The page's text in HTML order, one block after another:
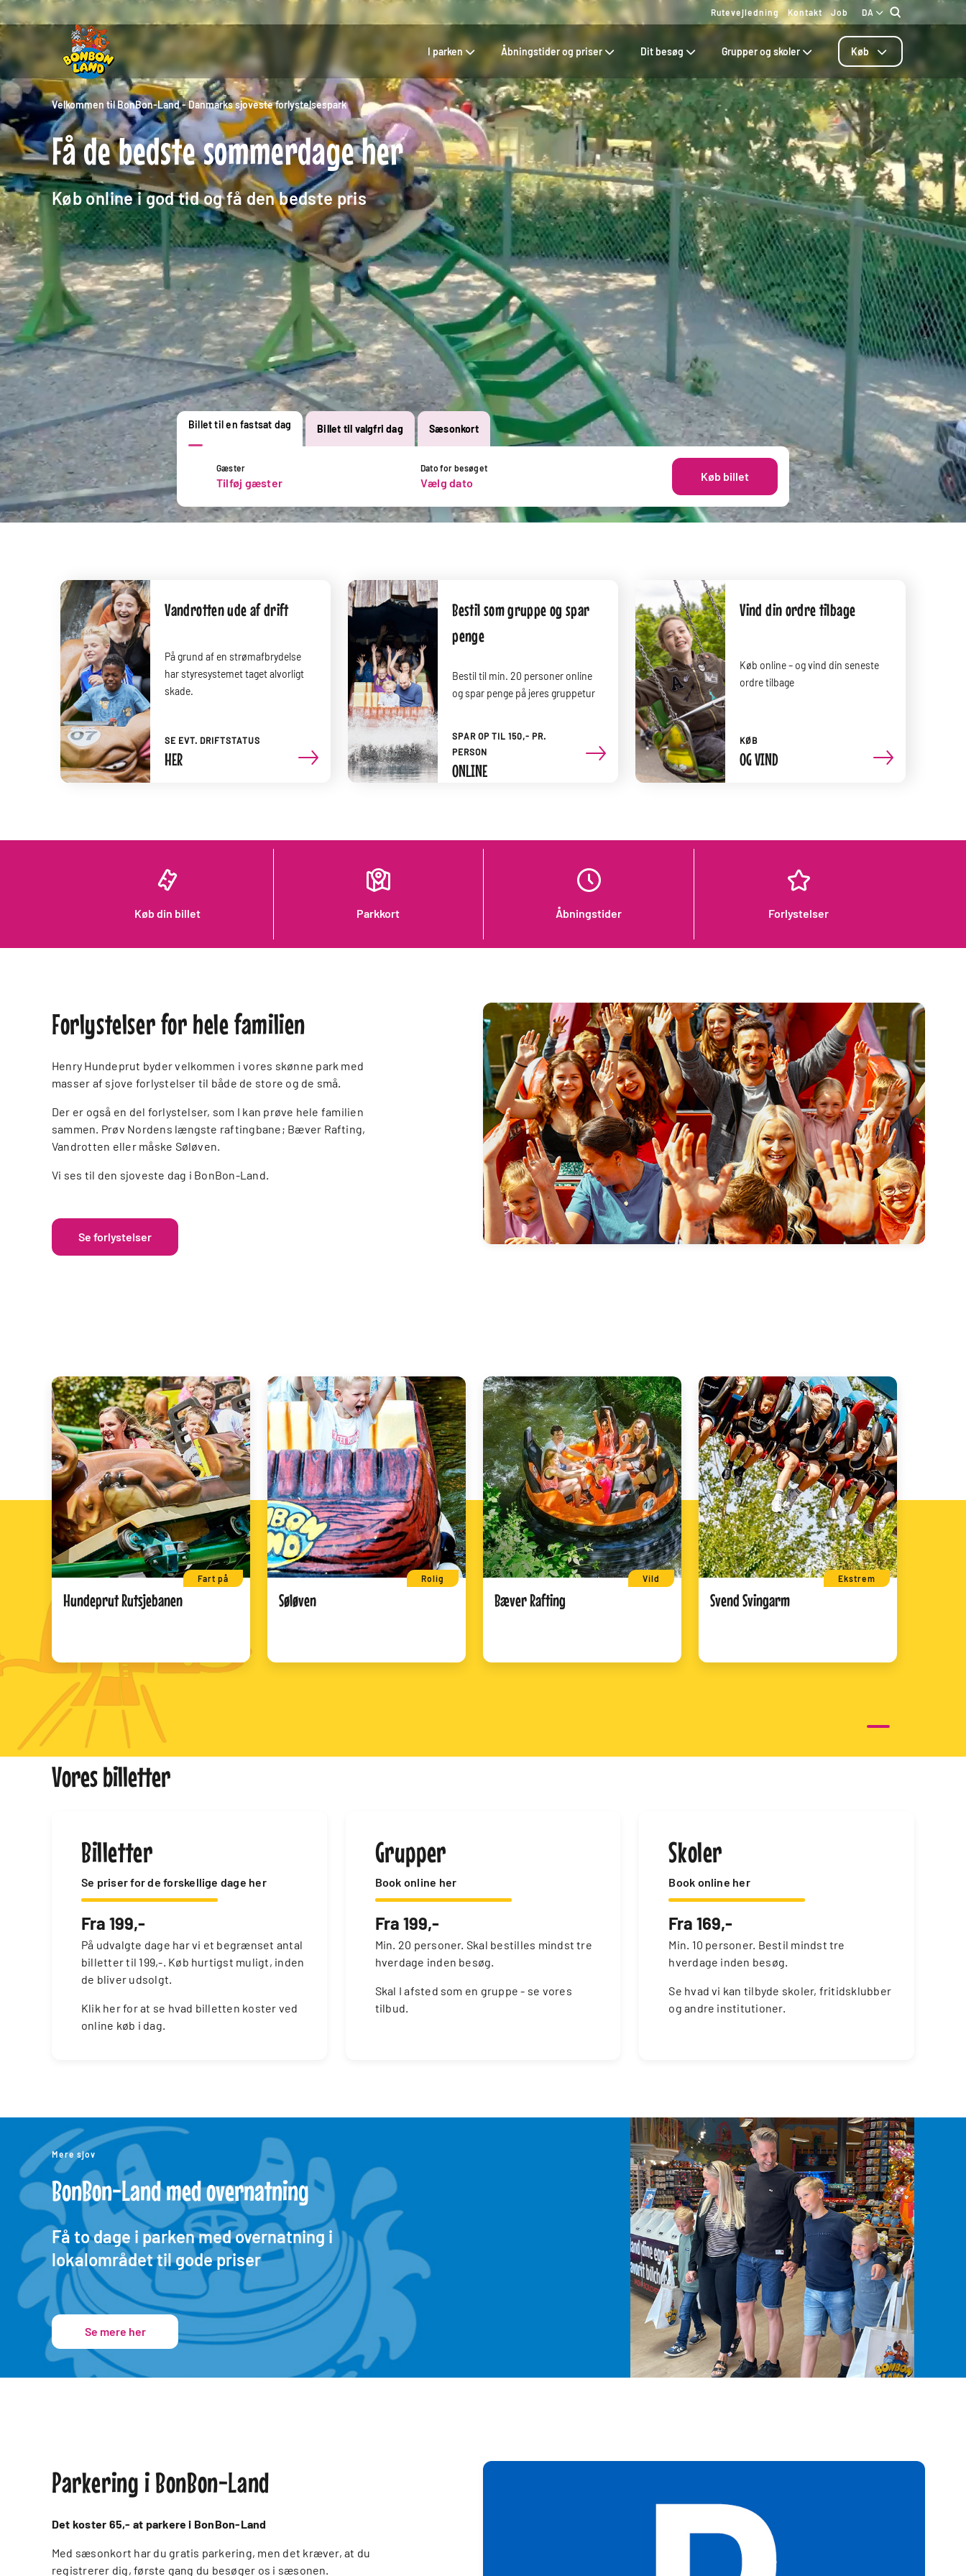
Rutevejledning Kontakt Job DA
I parken Åbningstider og priser Dit besøg Grupper og skoler Køb
Velkommen til BonBon-Land - Danmarks sjoveste forlystelsespark
Få de bedste sommerdage her
Køb online i god tid og få den bedste pris
Billet til en fastsat dag Billet til valgfri dag Sæsonkort
Gæster
Tilføj gæster
Dato for besøget
Vælg dato Køb billet
Vandrotten ude af drift
På grund af en strømafbrydelse
har styresystemet taget alvorligt
skade.
SE EVT. DRIFTSTATUS
HER
Bestil som gruppe og spar
penge
Bestil til min. 20 personer online
og spar penge på jeres gruppetur
SPAR OP TIL 150,- PR.
PERSON
ONLINE
Vind din ordre tilbage
Køb online – og vind din seneste
ordre tilbage
KØB
OG VIND
Køb din billet Parkkort Åbningstider Forlystelser
Forlystelser for hele familien
Henry Hundeprut byder velkommen i vores skønne park med
masser af sjove forlystelser til både de store og de små.
Der er også en del forlystelser, som I kan prøve hele familien
sammen. Prøv Nordens længste raftingbane; Bæver Rafting,
Vandrotten eller måske Søløven.
Vi ses til den sjoveste dag i BonBon-Land.
Se forlystelser
Fart på
Hundeprut Rutsjebanen
Rolig
Søløven
Vild
Bæver Rafting
Ekstrem
Svend Svingarm
Vores billetter
Billetter
Se priser for de forskellige dage her
Fra 199,-
På udvalgte dage har vi et begrænset antal
billetter til 199,-. Køb hurtigst muligt, inden
de bliver udsolgt.
Klik her for at se hvad billetten koster ved
online køb i dag.
Grupper
Book online her
Fra 199,-
Min. 20 personer. Skal bestilles mindst tre
hverdage inden besøg.
Skal I afsted som en gruppe - se vores
tilbud.
Skoler
Book online her
Fra 169,-
Min. 10 personer. Bestil mindst tre
hverdage inden besøg.
Se hvad vi kan tilbyde skoler, fritidsklubber
og andre institutioner.
Mere sjov
BonBon-Land med overnatning
Få to dage i parken med overnatning i
lokalområdet til gode priser
Se mere her
Parkering i BonBon-Land
Det koster 65,- at parkere i BonBon-Land
Med sæsonkort har du gratis parkering, men det kræver, at du
registrerer dig, første gang du besøger os i sæsonen.